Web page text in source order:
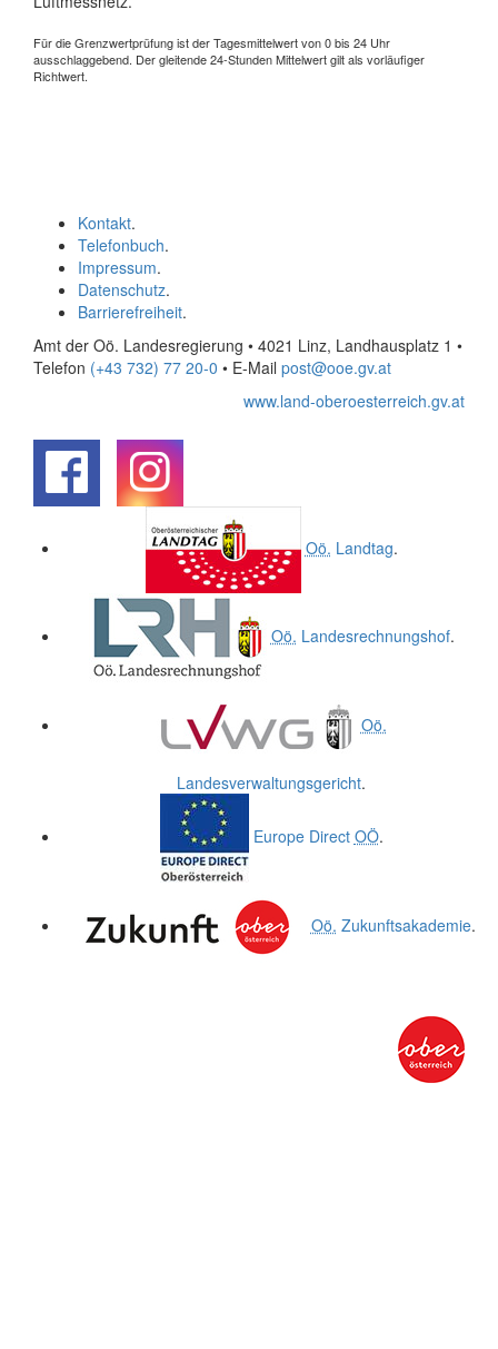
Für die Grenzwertprüfung ist der Tagesmittelwert von 0 bis 24 Uhr
ausschlaggebend. Der gleitende 24-Stunden Mittelwert gilt als vorläufiger
Richtwert.
Kontakt.
Telefonbuch.
Impressum.
Datenschutz.
Barrierefreiheit.
Amt der Oö. Landesregierung • 4021 Linz, Landhausplatz 1 •
Telefon (+43 732) 77 20-0 • E-Mail post@ooe.gv.at
www.land-oberoesterreich.gv.at
Oö. Landtag.
Oö. Landesrechnungshof.
Oö.
Landesverwaltungsgericht.
Europe Direct OÖ.
Oö. Zukunftsakademie.